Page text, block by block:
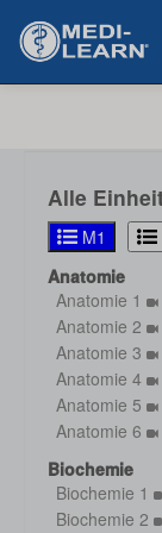
Alle
M1
Anatomie
Anatomie 1
Anatomie 2
Anatomie 3
Anatomie 4
Anatomie 5
Anatomie 6
Biochemie
Biochemie 1
Biochemie 2